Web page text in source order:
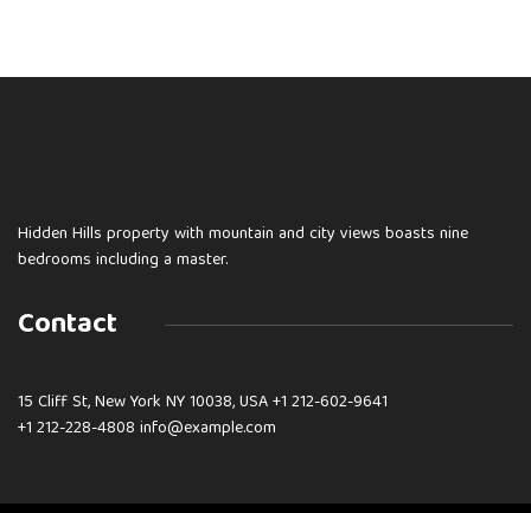
Hidden Hills property with mountain and city views boasts nine
bedrooms including a master.
Contact
15 Cliff St, New York NY 10038, USA+1 212-602-9641
+1 212-228-4808 info@example.com